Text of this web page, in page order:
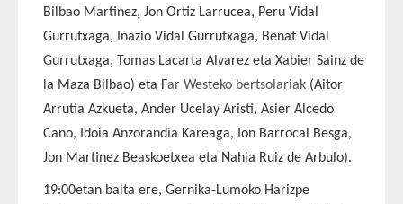
Bilbao Martinez, Jon Ortiz Larrucea, Peru Vidal
Gurrutxaga, Inazio Vidal Gurrutxaga, Beñat Vidal
Gurrutxaga, Tomas Lacarta Alvarez eta Xabier Sainz de
la Maza Bilbao) eta Far Westeko bertsolariak (Aitor
Arrutia Azkueta, Ander Ucelay Aristi, Asier Alcedo
Cano, Idoia Anzorandia Kareaga, Ion Barrocal Besga,
Jon Martinez Beaskoetxea eta Nahia Ruiz de Arbulo).
19:00etan baita ere, Gernika-Lumoko Harizpe